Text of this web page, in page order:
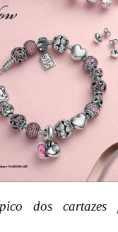
dos cartazes